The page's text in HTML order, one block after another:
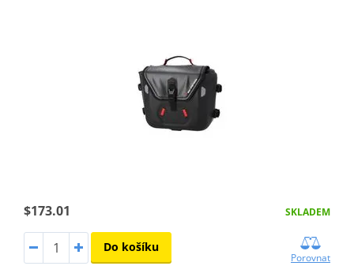
$173.01 SKLADEM
Do košíku
Porovnat